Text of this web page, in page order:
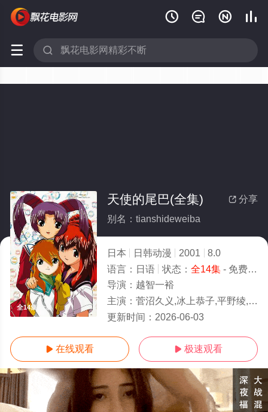
   
 
全14集/全集
 分享
天使的尾巴(全集)
别名：tianshideweiba
日本 日韩动漫 2001
8.0
语言： 日语 状态： 全14集- 免费在线观看
导演： 越智一裕
主演： 菅沼久义,冰上恭子,平野绫,长谷川静香,清水芽衣,野上尤加奈,川澄绫子,田中理惠,野川樱,仁後真耶子,千叶纱子,小林晃子,大泽千秋
更新时间： 2026-06-03
 在线观看  极速观看